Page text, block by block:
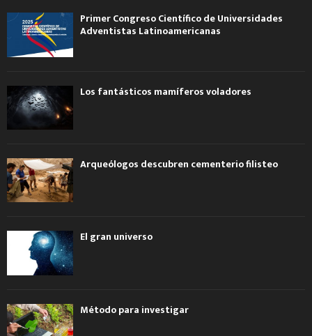
Primer Congreso Científico de Universidades
Adventistas Latinoamericanas
Los fantásticos mamíferos voladores
Arqueólogos descubren cementerio filisteo
El gran universo
Método para investigar